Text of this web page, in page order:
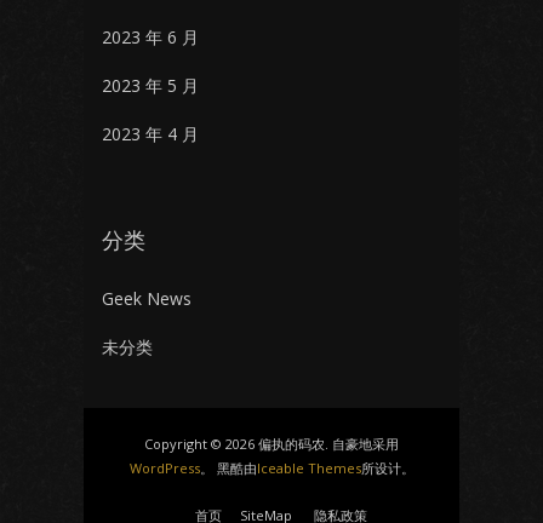
2023 年 6 月
2023 年 5 月
2023 年 4 月
分类
Geek News
未分类
Copyright © 2026 偏执的码农. 自豪地采用
WordPress。 黑酷由Iceable Themes所设计。
首页 SiteMap 隐私政策